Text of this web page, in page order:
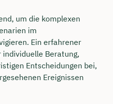
um die komplexen
im
Ein erfahrener
Beratung,
Entscheidungen bei,
Ereignissen